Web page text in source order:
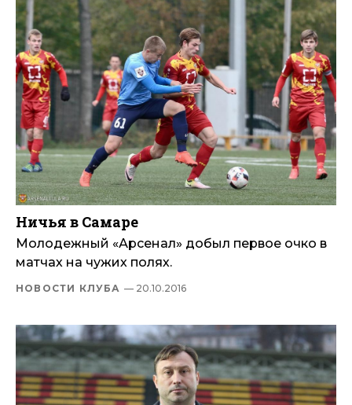
Ничья в Самаре
Молодежный «Арсенал» добыл первое очко в
матчах на чужих полях.
НОВОСТИ КЛУБА — 20.10.2016